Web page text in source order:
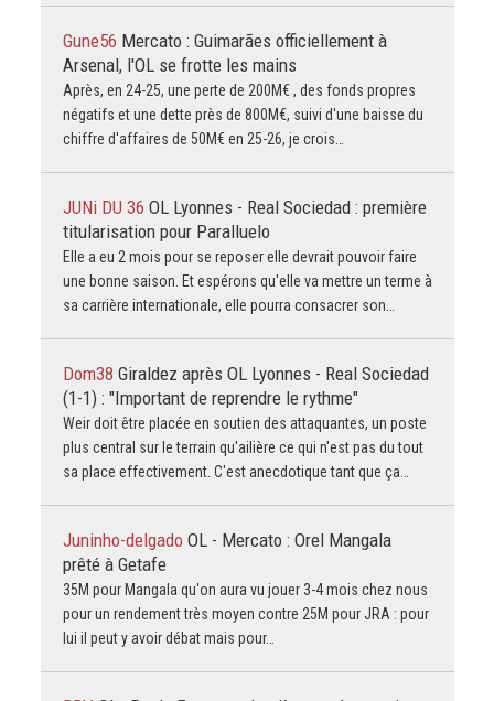
Gune56 Mercato : Guimarães officiellement à
Arsenal, l'OL se frotte les mains
Après, en 24-25, une perte de 200M€ , des fonds propres
négatifs et une dette près de 800M€, suivi d'une baisse du
chiffre d'affaires de 50M€ en 25-26, je crois…
JUNi DU 36 OL Lyonnes - Real Sociedad : première
titularisation pour Paralluelo
Elle a eu 2 mois pour se reposer elle devrait pouvoir faire
une bonne saison. Et espérons qu'elle va mettre un terme à
sa carrière internationale, elle pourra consacrer son…
Dom38 Giraldez après OL Lyonnes - Real Sociedad
(1-1) : "Important de reprendre le rythme"
Weir doit être placée en soutien des attaquantes, un poste
plus central sur le terrain qu'ailière ce qui n'est pas du tout
sa place effectivement. C'est anecdotique tant que ça…
Juninho-delgado OL - Mercato : Orel Mangala
prêté à Getafe
35M pour Mangala qu'on aura vu jouer 3-4 mois chez nous
pour un rendement très moyen contre 25M pour JRA : pour
lui il peut y avoir débat mais pour…